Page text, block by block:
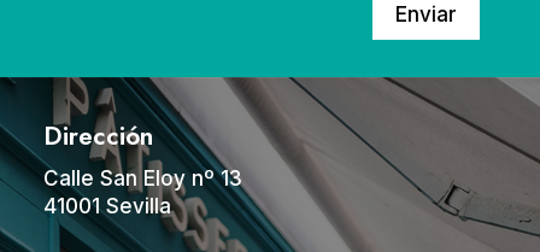
Enviar
Dirección
Calle San Eloy nº 13
41001 Sevilla